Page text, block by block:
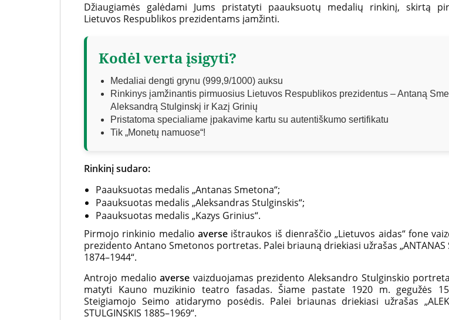
platintoja
Lietuvoje
Džiaugiamės galėdami Jums pristatyti paauksuotų medalių rinkinį, skirtą
Lietuvos Respublikos prezidentams įamžinti.
Kodėl verta įsigyti?
Medaliai dengti grynu (999,9/1000) auksu
Rinkinys įamžinantis pirmuosius Lietuvos Respublikos prezidentus – Antaną
Aleksandrą Stulginskį ir Kazį Grinių
Pristatoma specialiame įpakavime kartu su autentiškumo sertifikatu
Tik „Monetų namuose“!
Rinkinį sudaro:
Paauksuotas medalis „Antanas Smetona“;
Paauksuotas medalis „Aleksandras Stulginskis“;
Paauksuotas medalis „Kazys Grinius“.
Pirmojo rinkinio medalio averse ištraukos iš dienraščio „Lietuvos aidas“ fone
prezidento Antano Smetonos portretas. Palei briauną driekiasi užrašas „ANTANAS
1874–1944“.
Antrojo medalioaverse vaizduojamas prezidento Aleksandro Stulginskio
matyti Kauno muzikinio teatro fasadas. Šiame pastate 1920 m. gegužės
Steigiamojo Seimo atidarymo posėdis. Palei briaunas driekiasi užrašas
STULGINSKIS 1885–1969“.